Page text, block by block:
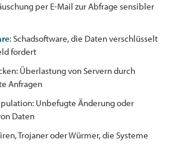
per E-Mail zur Abfrage sensibler
: Schadsoftware, die Daten verschlüsselt
fordert
Überlastung von Servern durch
Anfragen
Unbefugte Änderung oder
Daten
Trojaner oder Würmer, die Systeme